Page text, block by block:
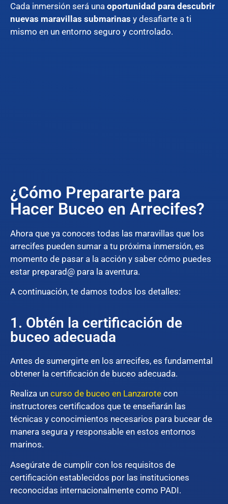
Cada inmersión será una oportunidad para descubrir
nuevas maravillas submarinas y desafiarte a ti
mismo en un entorno seguro y controlado.
¿Cómo Prepararte para
Hacer Buceo en Arrecifes?
Ahora que ya conoces todas las maravillas que los
arrecifes pueden sumar a tu próxima inmersión, es
momento de pasar a la acción y saber cómo puedes
estar preparad@ para la aventura.
A continuación, te damos todos los detalles:
1. Obtén la certificación de
buceo adecuada
Antes de sumergirte en los arrecifes, es fundamental
obtener la certificación de buceo adecuada.
Realiza un curso de buceo en Lanzarote con
instructores certificados que te enseñarán las
técnicas y conocimientos necesarios para bucear de
manera segura y responsable en estos entornos
marinos.
Asegúrate de cumplir con los requisitos de
certificación establecidos por las instituciones
reconocidas internacionalmente como PADI.